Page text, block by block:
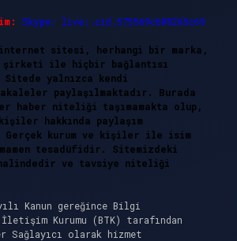
Skype: live:.cid.575569c608265c69
sitesi, herhangi bir marka,
şirketi ile hiçbir bağlantısı
Sitede yalnızca kendi
paylaşılmaktadır. Burada
haber niteliği taşımamakta olup,
hakkında paylaşım
Gerçek kurum ve kişiler ile isim
tesadüfidir. Sitemizdeki
ve tavsiye niteliği
Kanun gereğince Bilgi
Kurumu (BTK) tarafından
Sağlayıcı olarak hizmet